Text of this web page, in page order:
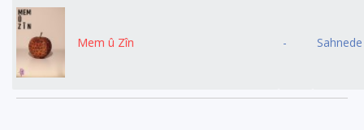
Mem û Zîn - Sahnede